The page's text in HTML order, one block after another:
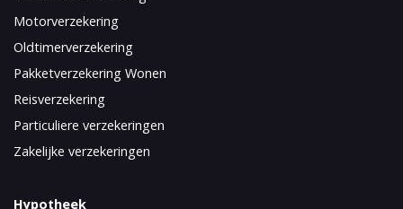
Motorverzekering
Oldtimerverzekering
Pakketverzekering Wonen
Reisverzekering
Particuliere verzekeringen
Zakelijke verzekeringen
Hypotheek